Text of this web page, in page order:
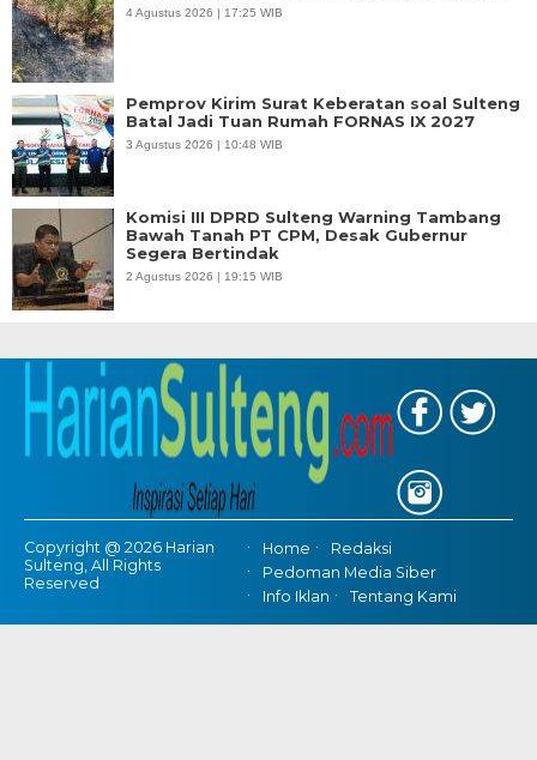
4 Agustus 2026 | 17:25 WIB
Pemprov Kirim Surat Keberatan soal Sulteng
Batal Jadi Tuan Rumah FORNAS IX 2027
3 Agustus 2026 | 10:48 WIB
Komisi III DPRD Sulteng Warning Tambang
Bawah Tanah PT CPM, Desak Gubernur
Segera Bertindak
2 Agustus 2026 | 19:15 WIB
Copyright @ 2026 Harian
Sulteng, All Rights
Reserved
Home
Redaksi
Pedoman Media Siber
Info Iklan
Tentang Kami